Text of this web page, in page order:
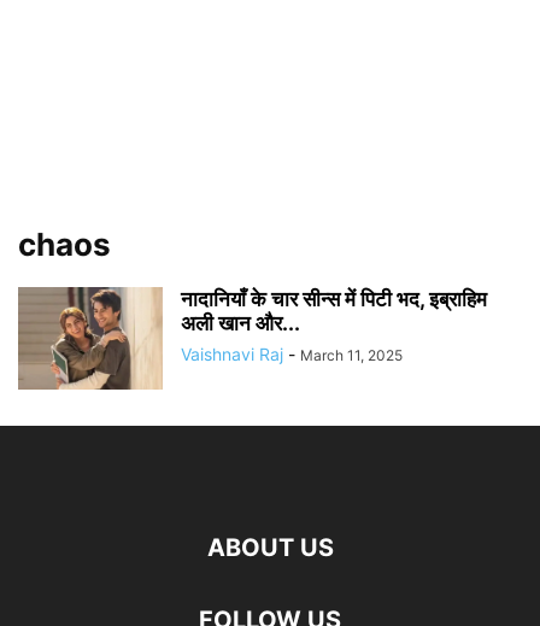
chaos
नादानियाँ के चार सीन्स में पिटी भद, इब्राहिम
अली खान और...
Vaishnavi Raj - March 11, 2025
ABOUT US
FOLLOW US